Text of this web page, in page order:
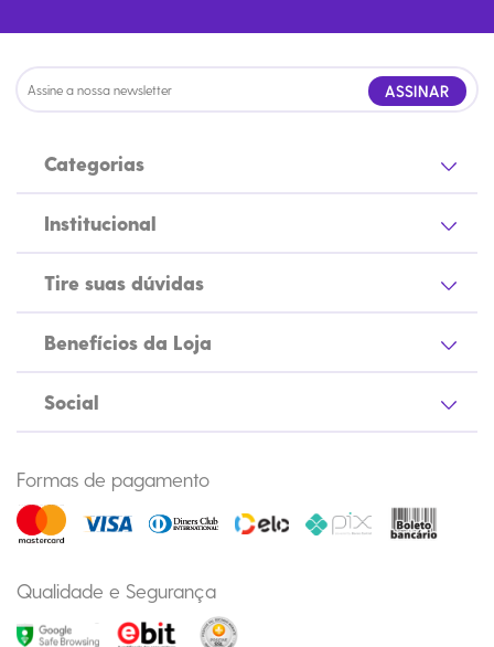
ASSINAR
Categorias
Institucional
Tire suas dúvidas
Benefícios da Loja
Social
Formas de pagamento
Qualidade e Segurança